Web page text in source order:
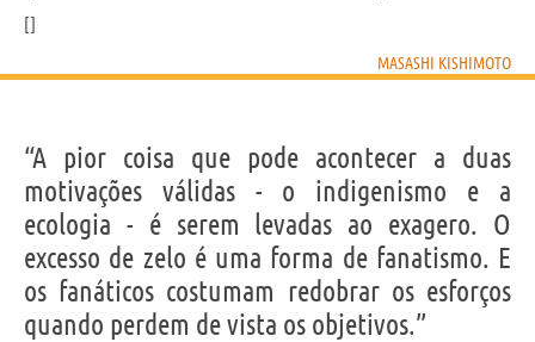
MASASHI KISHIMOTO
“A pior coisa que pode acontecer a duas
motivações válidas - o indigenismo e a
ecologia - é serem levadas ao exagero. O
excesso de zelo é uma forma de fanatismo. E
os fanáticos costumam redobrar os esforços
quando perdem de vista os objetivos.”